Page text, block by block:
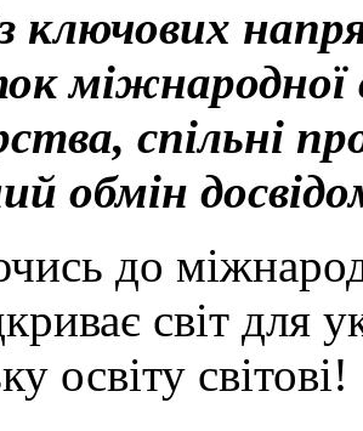
ключових
міжнародної
спільні
обмін
до
світ для
освіту світові!